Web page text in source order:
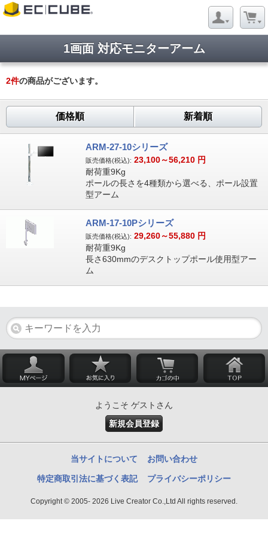
1画面 対応モニターアーム
2件の商品がございます。
価格順 新着順
ARM-27-10シリーズ
販売価格(税込): 23,100～56,210 円
耐荷重9Kg
ポールの長さを4種類から選べる、ポール設置
型アーム
ARM-17-10Pシリーズ
販売価格(税込): 29,260～55,880 円
耐荷重9Kg
長さ630mmのデスクトップポール使用型アー
ム
ようこそ ゲストさん
新規会員登録
当サイトについて お問い合わせ
特定商取引法に基づく表記 プライバシーポリシー
Copyright © 2005- 2026 Live Creator Co.,Ltd All rights reserved.